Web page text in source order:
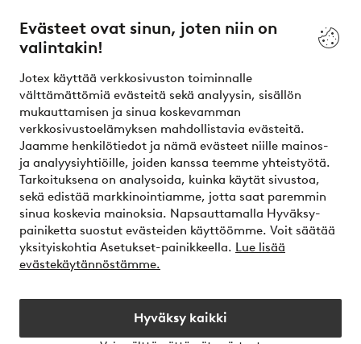
Evästeet ovat sinun, joten niin on
valintakin!
Jotex käyttää verkkosivuston toiminnalle
välttämättömiä evästeitä sekä analyysin, sisällön
mukauttamisen ja sinua koskevamman
verkkosivustoelämyksen mahdollistavia evästeitä.
Jaamme henkilötiedot ja nämä evästeet niille mainos-
ja analyysiyhtiöille, joiden kanssa teemme yhteistyötä.
Tarkoituksena on analysoida, kuinka käytät sivustoa,
sekä edistää markkinointiamme, jotta saat paremmin
sinua koskevia mainoksia. Napsauttamalla Hyväksy-
painiketta suostut evästeiden käyttöömme. Voit säätää
yksityiskohtia Asetukset-painikkeella. Lue lisää
evästekäytännöstämme.
Hyväksy kaikki
Ehdot
Ystävät
Turvalliset maksut – maksa nyt tai erissä
Haluatko tietää lisää maksuvaihtoehdoistamme?
elpy